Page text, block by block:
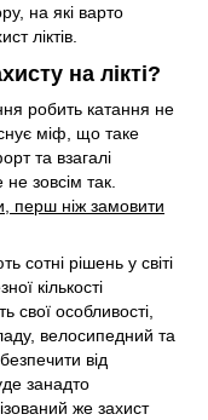
на які варто
ліктів.
на лікті?
робить катання не
міф, що таке
та взагалі
зовсім так.
перш ніж замовити
сотні рішень у світі
кількості
свої особливості,
велосипедний та
від
занадто
же захист